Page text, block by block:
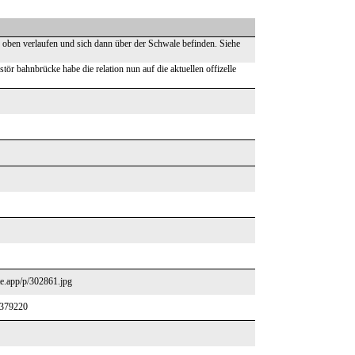
verlaufen und sich dann über der Schwale befinden. Siehe
bahnbrücke habe die relation nun auf die aktuellen offizelle
p/302861.jpg